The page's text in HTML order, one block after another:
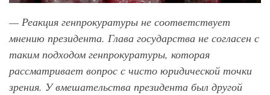
— Реакция генпрокуратуры не соответствует
мнению президента. Глава государства не согласен с
таким подходом генпрокуратуры, которая
рассматривает вопрос с чисто юридической точки
зрения. У вмешательства президента был другой